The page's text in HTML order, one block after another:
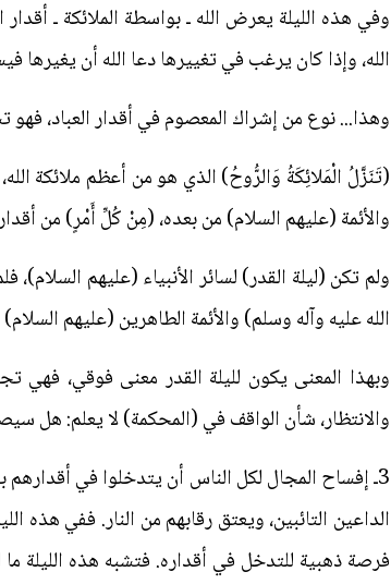
وفي هذه الليلة يعرض الله ـ بواسطة الملائكة ـ أقدار
الله، وإذا كان يرغب في تغييرها دعا الله أن يغيرها
وهذا... نوع من إشراك المعصوم في أقدار العباد،
(تَنَزَّلُ الْمَلائِكَةُ وَالرُّوحُ) الذي هو من أعظم ملائكة
والأئمة (عليهم السلام) من بعده، (مِنْ كُلِّ أَمْرٍ) من
ولم تكن (ليلة القدر) لسائر الأنبياء (عليهم
الله عليه وآله وسلم) والأئمة الطاهرين (عليهم
وبهذا المعنى يكون لليلة القدر معنى فوقي، فهي
والانتظار، شأن الواقف في (المحكمة) لا يعلم: هل
3ـ إفساح المجال لكل الناس أن يتدخلوا في أقدارهم
الداعين التائبين، ويعتق رقابهم من النار. ففي هذه
فرصة ذهبية للتدخل في أقداره. فتشبه هذه الليلة